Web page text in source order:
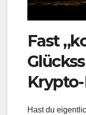
Fast
Hast du